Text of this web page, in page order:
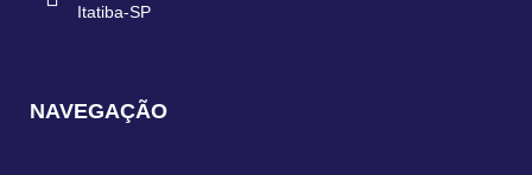
Itatiba-SP
NAVEGAÇÃO